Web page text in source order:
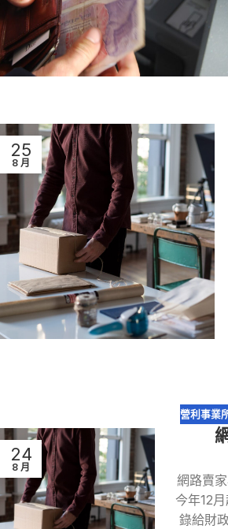
25
8 月
24
8 月
營利事業
網路賣
今年12
錄給財